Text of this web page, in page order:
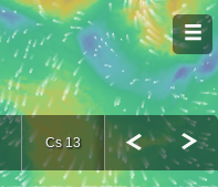
Cs 13